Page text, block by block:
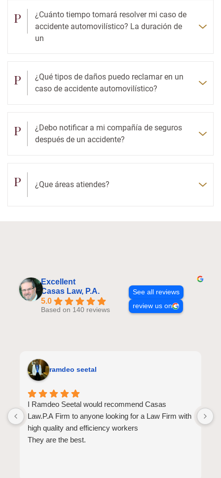
P
¿Cuánto tiempo tomará resolver mi caso de
accidente automovilístico? La duración de
un
P
¿Qué tipos de daños puedo reclamar en un
caso de accidente automovilístico?
P
¿Debo notificar a mi compañía de seguros
después de un accidente?
P ¿Que áreas atiendes?
Excellent
Casas Law, P.A.
5.0
Based on 140 reviews
See all reviews
review us on
ramdeo seetal
I Ramdeo Seetal would recommend Casas
Law.P.A Firm to anyone looking for a Law Firm with
high quality and efficiency workers
They are the best.